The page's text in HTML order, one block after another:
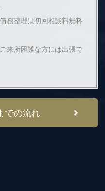
務整理は初回相談料無料
来所困難な方には出張で
での流れ